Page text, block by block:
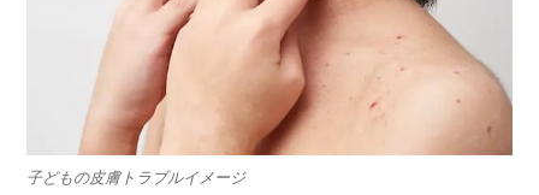
子どもの皮膚トラブルイメージ